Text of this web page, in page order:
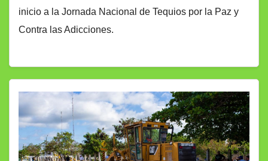
inicio a la Jornada Nacional de Tequios por la Paz y
Contra las Adicciones.